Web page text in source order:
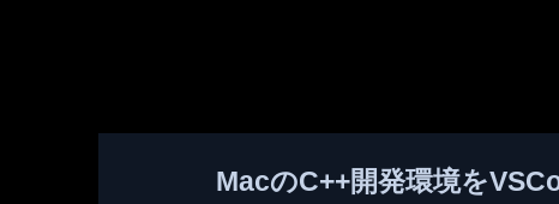
MacのC++開発環境を